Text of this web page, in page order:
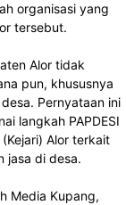
organisasi yang
tersebut.
Alor tidak
pun, khususnya
Pernyataan ini
langkah PAPDESI
Alor terkait
jasa di desa.
Media Kupang,